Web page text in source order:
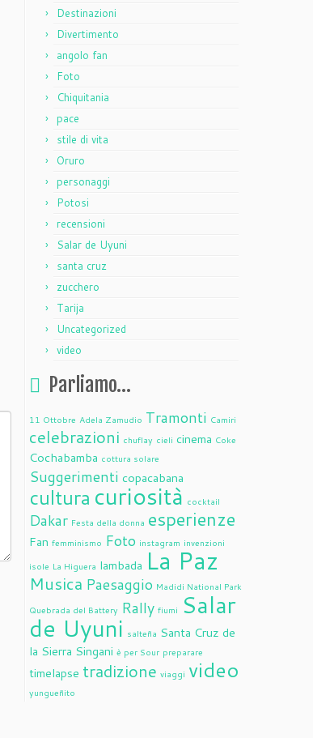
Destinazioni
Divertimento
angolo fan
Foto
Chiquitania
pace
stile di vita
Oruro
personaggi
Potosi
recensioni
Salar de Uyuni
santa cruz
zucchero
Tarija
Uncategorized
video
Parliamo…
11 Ottobre Adela Zamudio Tramonti Camiri
celebrazioni chuflay cieli cinema Coke
Cochabamba cottura solare
Suggerimenti copacabana
cultura curiosità cocktail
Dakar Festa della donna esperienze
Fan femminismo Foto instagram invenzioni
isole La Higuera lambada La Paz
Musica Paesaggio Madidi National Park
Quebrada del Battery Rally fiumi Salar
de Uyuni salteña Santa Cruz de
la Sierra Singani è per Sour preparare
timelapse tradizione viaggi video
yungueñito